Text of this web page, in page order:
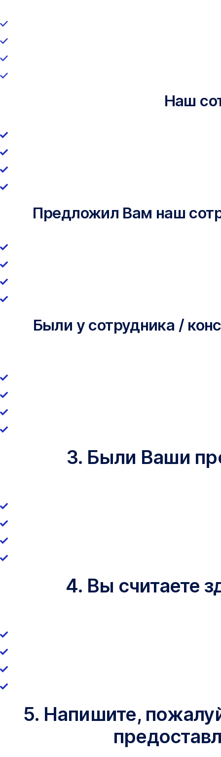
Наш
Предложил Вам наш
Были у сотрудника /
3. Были Ваши
4. Вы считаете
5. Напишите,